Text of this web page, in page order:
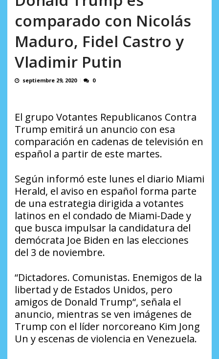
comparado con Nicolás
Maduro, Fidel Castro y
Vladimir Putin
septiembre 29, 2020 0
El grupo Votantes Republicanos Contra
Trump emitirá un anuncio con esa
comparación en cadenas de televisión en
español a partir de este martes.
Según informó este lunes el diario Miami
Herald, el aviso en español forma parte
de una estrategia dirigida a votantes
latinos en el condado de Miami-Dade y
que busca impulsar la candidatura del
demócrata Joe Biden en las elecciones
del 3 de noviembre.
“Dictadores. Comunistas. Enemigos de la
libertad y de Estados Unidos, pero
amigos de Donald Trump“, señala el
anuncio, mientras se ven imágenes de
Trump con el líder norcoreano Kim Jong
Un y escenas de violencia en Venezuela.